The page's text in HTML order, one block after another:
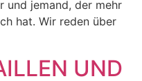
und jemand, der mehr
hat. Wir reden über
UND